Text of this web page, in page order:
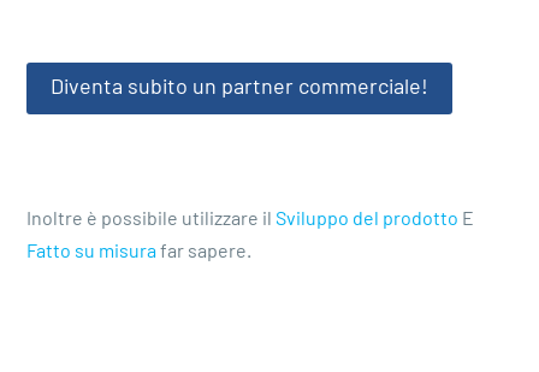
Diventa subito un partner commerciale!
Inoltre è possibile utilizzare il Sviluppo del prodotto E
Fatto su misurafar sapere.